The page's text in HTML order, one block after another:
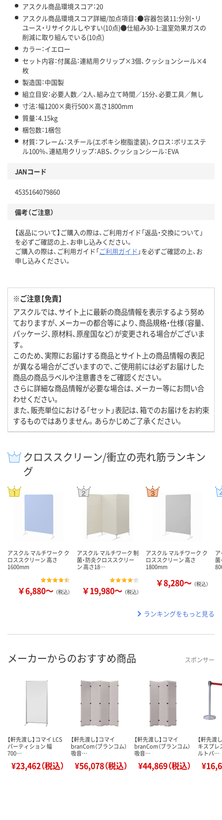
アスクル商品環境スコア：20
アスクル商品環境スコア詳細/加点項目：●容器包装11:分別・リ
ユース・リサイクルしやすい(10点)●仕組み30-1:温室効果ガスの
削減に取り組んでいる(10点)
カラー：イエロー
セット内容：付属品：連結用クリップ×3個、クッションシール×4
枚
製造国：中国製
組立目安：必要人数／2人、組み立て時間／15分、必要工具／無し
寸法：幅1200×奥行500×高さ1800mm
質量：4.15kg
梱包数：1梱包
材質：フレーム：スチール(エポキシ樹脂塗装)、クロス：ポリエステ
ル100％、連結用クリップ：ABS、クッションシール：EVA
JANコード
4535164079860
備考（ご注意）
【返品について】ご購入の際は、ご利用ガイド「返品・交換について」
を必ずご確認の上、お申し込みください。
ご購入の際は、ご利用ガイド「ご利用ガイド 」を必ずご確認の上、お
申し込みください。
※ご注意【免責】
アスクルでは、サイト上に最新の商品情報を表示するよう努め
ておりますが、メーカーの都合等により、商品規格・仕様（容量、
パッケージ、原材料、原産国など）が変更される場合がございま
す。
このため、実際にお届けする商品とサイト上の商品情報の表記
が異なる場合がございますので、ご使用前には必ずお届けした
商品の商品ラベルや注意書きをご確認ください。
さらに詳細な商品情報が必要な場合は、メーカー等にお問い合
わせください。
また、販売単位における「セット」表記は、箱でのお届けをお約束
するものではありません。あらかじめご了承ください。
クロススクリーン/衝立の売れ筋ランキン
グ
アスクル マルチワーク ク
ロススクリーン 高さ
1600mm
￥6,880～ （税込）
アスクル マルチワーク 制
菌・防炎クロススクリー
ン 高さ18…
￥19,980～ （税込）
アスクル マルチワーク ク
ロススクリーン 高さ
1800mm
￥8,280～ （税込）
菌
ランキングをもっと見る
メーカーからのおすすめ商品 スポンサー
【軒先渡し】コマイ LCS
パーティション 幅
700…
¥23,462（税込）
【軒先渡し】コマイ
branCom（ブランコム）
吸音…
¥56,078（税込）
【軒先渡し】コマイ
branCom（ブランコム）
吸音…
¥44,869（税込）
【軒先渡
キスプレ
ルトパ…